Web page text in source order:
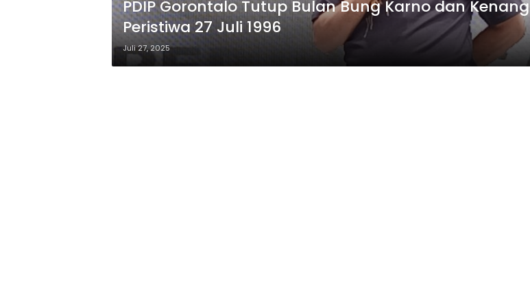
PDIP Gorontalo Tutup Bulan Bung Karno dan Kenang
Peristiwa 27 Juli 1996
Juli 27, 2025